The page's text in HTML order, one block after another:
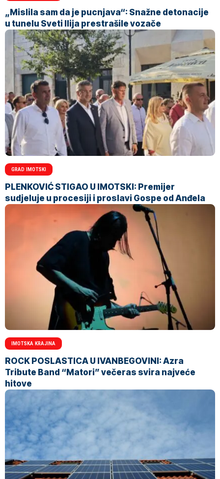
„Mislila sam da je pucnjava“: Snažne detonacije
u tunelu Sveti Ilija prestrašile vozače
GRAD IMOTSKI
PLENKOVIĆ STIGAO U IMOTSKI: Premijer
sudjeluje u procesiji i proslavi Gospe od Anđela
IMOTSKA KRAJINA
ROCK POSLASTICA U IVANBEGOVINI: Azra
Tribute Band “Matori” večeras svira najveće
hitove